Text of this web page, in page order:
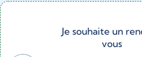
Je souhaite un
vous